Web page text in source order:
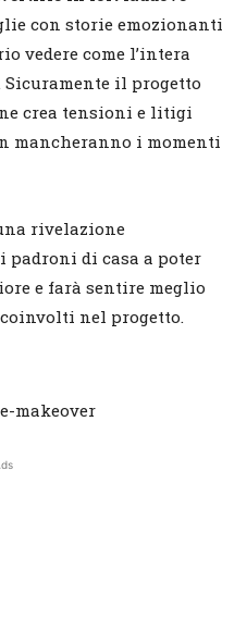
con storie emozionanti
vedere come l’intera
il progetto
crea tensioni e litigi
mancheranno i momenti
rivelazione
padroni di casa a poter
e farà sentire meglio
nel progetto.